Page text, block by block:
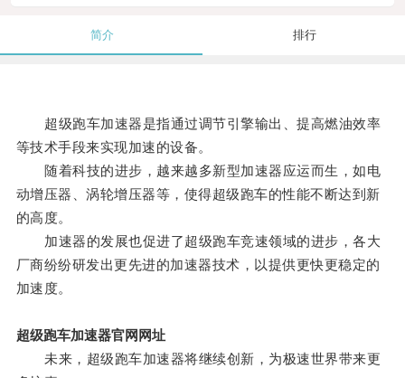
简介 排行
超级跑车加速器是指通过调节引擎输出、提高燃油效率
等技术手段来实现加速的设备。
随着科技的进步，越来越多新型加速器应运而生，如电
动增压器、涡轮增压器等，使得超级跑车的性能不断达到新
的高度。
加速器的发展也促进了超级跑车竞速领域的进步，各大
厂商纷纷研发出更先进的加速器技术，以提供更快更稳定的
加速度。
超级跑车加速器官网网址
未来，超级跑车加速器将继续创新，为极速世界带来更